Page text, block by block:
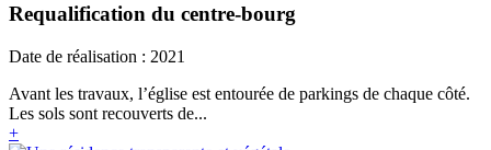
Requalification du centre-bourg
Date de réalisation : 2021
Avant les travaux, l’église est entourée de parkings de chaque côté.
Les sols sont recouverts de...
+